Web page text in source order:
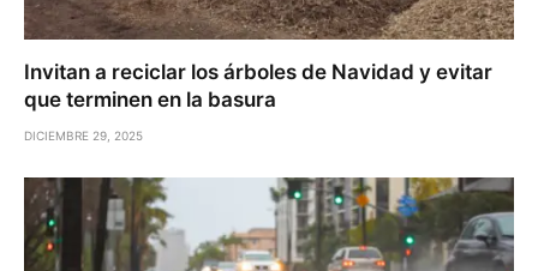
Invitan a reciclar los árboles de Navidad y evitar
que terminen en la basura
DICIEMBRE 29, 2025